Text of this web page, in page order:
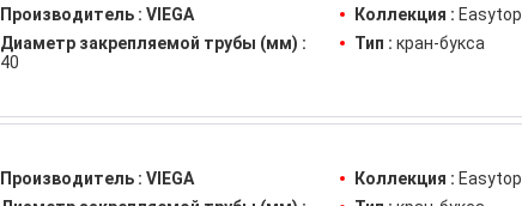
Производитель : VIEGA Коллекция : Easytop
Диаметр закрепляемой трубы (мм) :
40
Тип : кран-букса
Производитель : VIEGA Коллекция : Easytop